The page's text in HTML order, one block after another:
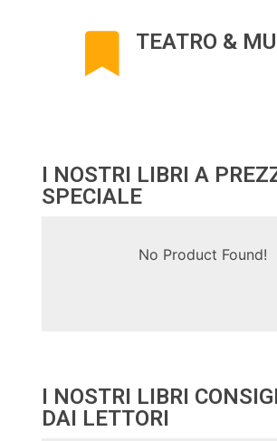
TEATRO &
I NOSTRI LIBRI A
SPECIALE
No Product Found!
I NOSTRI LIBRI
DAI LETTORI